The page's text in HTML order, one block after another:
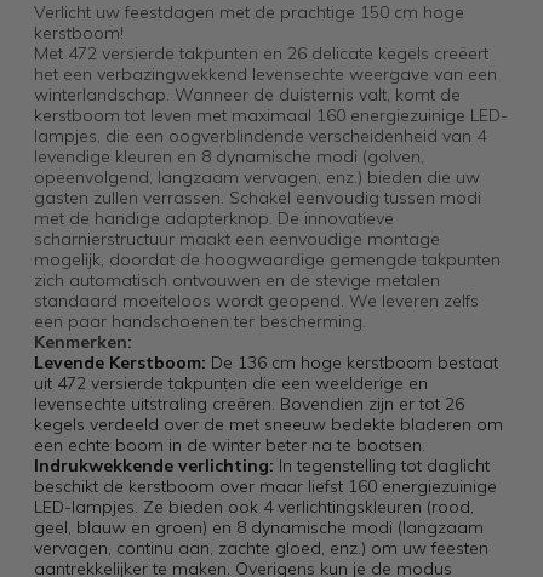
Verlicht uw feestdagen met de prachtige 150 cm hoge
kerstboom!
Met 472 versierde takpunten en 26 delicate kegels creëert
het een verbazingwekkend levensechte weergave van een
winterlandschap. Wanneer de duisternis valt, komt de
kerstboom tot leven met maximaal 160 energiezuinige LED-
lampjes, die een oogverblindende verscheidenheid van 4
levendige kleuren en 8 dynamische modi (golven,
opeenvolgend, langzaam vervagen, enz.) bieden die uw
gasten zullen verrassen. Schakel eenvoudig tussen modi
met de handige adapterknop. De innovatieve
scharnierstructuur maakt een eenvoudige montage
mogelijk, doordat de hoogwaardige gemengde takpunten
zich automatisch ontvouwen en de stevige metalen
standaard moeiteloos wordt geopend. We leveren zelfs
een paar handschoenen ter bescherming.
Kenmerken:
Levende Kerstboom: De 136 cm hoge kerstboom bestaat
uit 472 versierde takpunten die een weelderige en
levensechte uitstraling creëren. Bovendien zijn er tot 26
kegels verdeeld over de met sneeuw bedekte bladeren om
een ​​echte boom in de winter beter na te bootsen.
Indrukwekkende verlichting: In tegenstelling tot daglicht
beschikt de kerstboom over maar liefst 160 energiezuinige
LED-lampjes. Ze bieden ook 4 verlichtingskleuren (rood,
geel, blauw en groen) en 8 dynamische modi (langzaam
vervagen, continu aan, zachte gloed, enz.) om uw feesten
aantrekkelijker te maken. Overigens kun je de modus